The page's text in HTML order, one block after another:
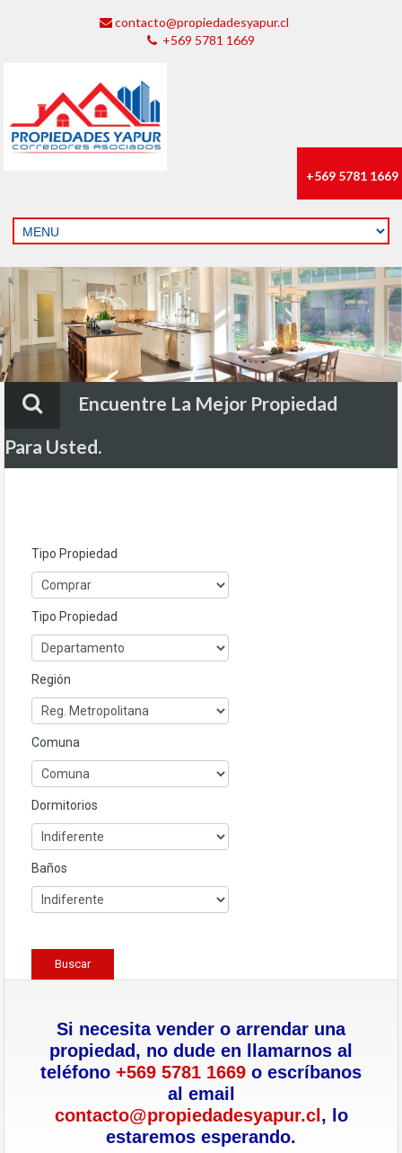
contacto@propiedadesyapur.cl
+569 5781 1669
+569 5781 1669
Encuentre La Mejor Propiedad
Para Usted.
Tipo Propiedad
Tipo Propiedad
Región
Comuna
Dormitorios
Baños
Buscar
Si necesita vender o arrendar una
propiedad, no dude en llamarnos al
teléfono +569 5781 1669 o escríbanos
al email
contacto@propiedadesyapur.cl , lo
estaremos esperando.